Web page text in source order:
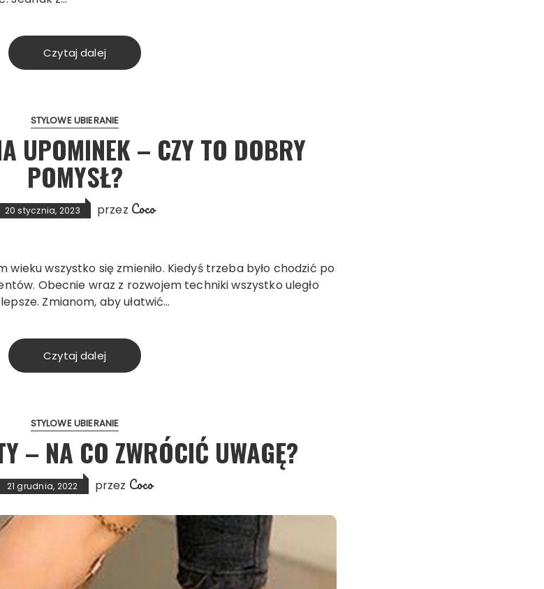
Czytaj dalej
STYLOWE UBIERANIE
UPOMINEK – CZY TO DOBRY
POMYSŁ?
20 stycznia, 2023 przez Coco
wieku wszystko się zmieniło. Kiedyś trzeba było chodzić po
Obecnie wraz z rozwojem techniki wszystko uległo
Zmianom, aby ułatwić…
Czytaj dalej
STYLOWE UBIERANIE
– NA CO ZWRÓCIĆ UWAGĘ?
21 grudnia, 2022 przez Coco